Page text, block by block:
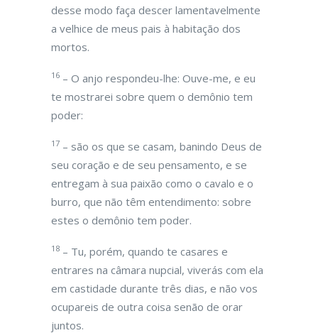
desse modo faça descer lamentavelmente
a velhice de meus pais à habitação dos
mortos.
16 – O anjo respondeu-lhe: Ouve-me, e eu
te mostrarei sobre quem o demônio tem
poder:
17 – são os que se casam, banindo Deus de
seu coração e de seu pensamento, e se
entregam à sua paixão como o cavalo e o
burro, que não têm entendimento: sobre
estes o demônio tem poder.
18 – Tu, porém, quando te casares e
entrares na câmara nupcial, viverás com ela
em castidade durante três dias, e não vos
ocupareis de outra coisa senão de orar
juntos.